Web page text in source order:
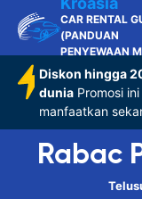
CAR RENTAL
(PANDUAN
PENYEWAAN
Diskon hingga
dunia Promosi
manfaatkan
Rabac